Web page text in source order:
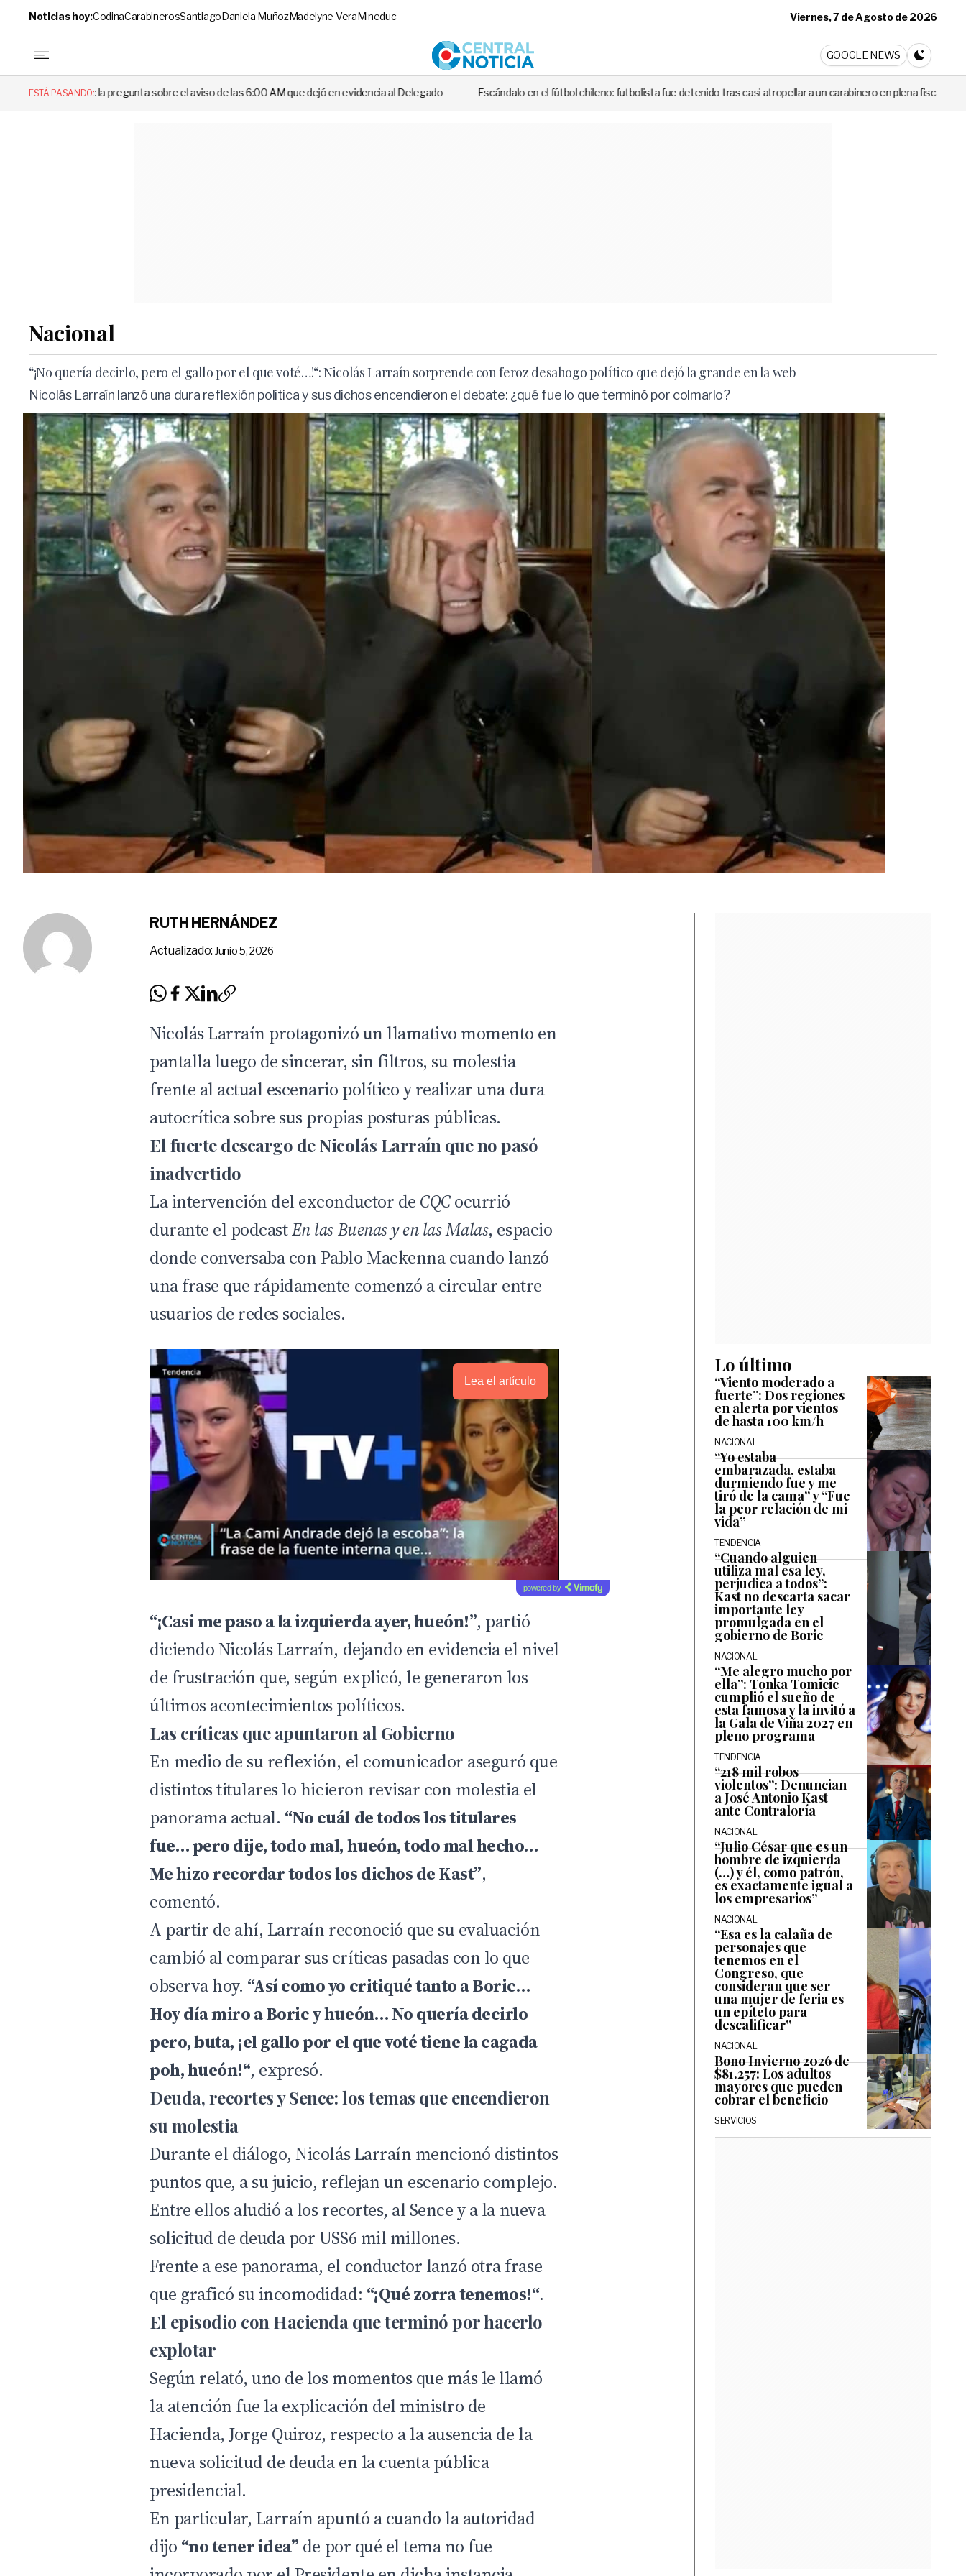
Noticias hoy:CodinaCarabinerosSantiagoDaniela MuñozMadelyne VeraMineduc Viernes, 7 de Agosto de 2026
Central Noticia
GOOGLE NEWS
CAMBIA A
ESTÁ PASANDO:
la pregunta sobre el aviso de las 6:00 AM que dejó en evidencia al Delegado Escándalo en el fútbol chileno: futbolista fue detenido tras casi atropellar a un carabinero en plena fiscalización Cortes
Nacional
“¡No quería decirlo, pero el gallo por el que voté…!“: Nicolás Larraín sorprende con feroz desahogo político que dejó la grande en la web
Nicolás Larraín lanzó una dura reflexión política y sus dichos encendieron el debate: ¿qué fue lo que terminó por colmarlo?
RUTH HERNÁNDEZ
Actualizado: Junio 5, 2026
Nicolás Larraín protagonizó un llamativo momento en
pantalla luego de sincerar, sin filtros, su molestia
frente al actual escenario político y realizar una dura
autocrítica sobre sus propias posturas públicas.
El fuerte descargo de Nicolás Larraín que no pasó
inadvertido
La intervención del exconductor de CQCocurrió
durante el podcastEn las Buenas y en las Malas, espacio
donde conversaba con Pablo Mackenna cuando lanzó
una frase que rápidamente comenzó a circular entre
usuarios de redes sociales.
Lea el artículo
powered by
“¡Casi me paso a la izquierda ayer, hueón!”, partió
diciendo Nicolás Larraín, dejando en evidencia el nivel
de frustración que, según explicó, le generaron los
últimos acontecimientos políticos.
Las críticas que apuntaron al Gobierno
En medio de su reflexión, el comunicador aseguró que
distintos titulares lo hicieron revisar con molestia el
panorama actual. “No cuál de todos los titulares
fue… pero dije, todo mal, hueón, todo mal hecho…
Me hizo recordar todos los dichos de Kast”,
comentó.
A partir de ahí, Larraín reconoció que su evaluación
cambió al comparar sus críticas pasadas con lo que
observa hoy. “Así como yo critiqué tanto a Boric…
Hoy día miro a Boric y hueón… No quería decirlo
pero, buta, ¡el gallo por el que voté tiene la cagada
poh, hueón!“, expresó.
Deuda, recortes y Sence: los temas que encendieron
su molestia
Durante el diálogo, Nicolás Larraín mencionó distintos
puntos que, a su juicio, reflejan un escenario complejo.
Entre ellos aludió a los recortes, al Sence y a la nueva
solicitud de deuda por US$6 mil millones.
Frente a ese panorama, el conductor lanzó otra frase
que graficó su incomodidad: “¡Qué zorra tenemos!“.
El episodio con Hacienda que terminó por hacerlo
explotar
Según relató, uno de los momentos que más le llamó
la atención fue la explicación del ministro de
Hacienda, Jorge Quiroz, respecto a la ausencia de la
nueva solicitud de deuda en la cuenta pública
presidencial.
En particular, Larraín apuntó a cuando la autoridad
dijo “no tener idea” de por qué el tema no fue
Lo último
“Viento moderado a
fuerte”: Dos regiones
en alerta por vientos
de hasta 100 km/h
NACIONAL
“Yo estaba
embarazada, estaba
durmiendo fue y me
tiró de la cama” y “Fue
la peor relación de mi
vida”
TENDENCIA
“Cuando alguien
utiliza mal esa ley,
perjudica a todos”:
Kast no descarta sacar
importante ley
promulgada en el
gobierno de Boric
NACIONAL
“Me alegro mucho por
ella”: Tonka Tomicic
cumplió el sueño de
esta famosa y la invitó a
la Gala de Viña 2027 en
pleno programa
TENDENCIA
“218 mil robos
violentos”: Denuncian
a José Antonio Kast
ante Contraloría
NACIONAL
“Julio César que es un
hombre de izquierda
(…) y él, como patrón,
es exactamente igual a
los empresarios”
NACIONAL
“Esa es la calaña de
personajes que
tenemos en el
Congreso, que
consideran que ser
una mujer de feria es
un epíteto para
descalificar”
NACIONAL
Bono Invierno 2026 de
$81.257: Los adultos
mayores que pueden
cobrar el beneficio
SERVICIOS